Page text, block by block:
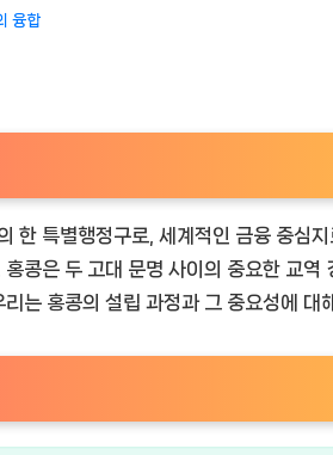
융합
한 특별행정구로, 세계적인 금융 중심
콩은 두 고대 문명 사이의 중요한 교역
는 홍콩의 설립 과정과 그 중요성에 대